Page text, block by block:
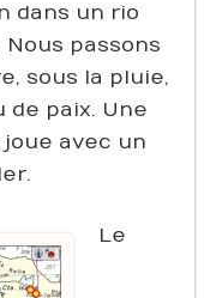
dans un rio
passons
sous la pluie,
de paix. Une
avec un
Le